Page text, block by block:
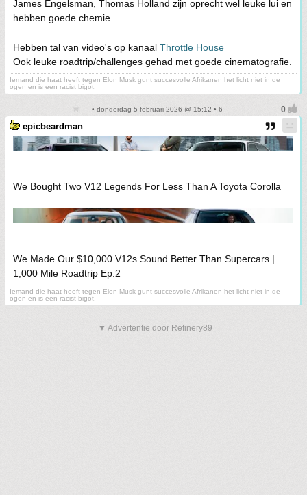
James Engelsman, Thomas Holland zijn oprecht wel leuke lui en
hebben goede chemie.
Hebben tal van video's op kanaal Throttle House
Ook leuke roadtrip/challenges gehad met goede cinematografie.
Iemand die haat heeft tegen Elon Musk gunt succesvolle Afrikanen het licht niet in de
ogen en is een racist bigot.
• donderdag 5 februari 2026 @ 15:12 • 6
epicbeardman
We Bought Two V12 Legends For Less Than A Toyota Corolla
We Made Our $10,000 V12s Sound Better Than Supercars |
1,000 Mile Roadtrip Ep.2
Iemand die haat heeft tegen Elon Musk gunt succesvolle Afrikanen het licht niet in de
ogen en is een racist bigot.
▼ Advertentie door Refinery89